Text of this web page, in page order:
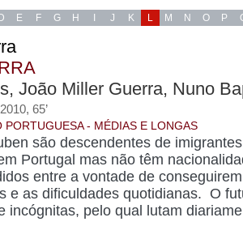
D E F G H J K L M N O P
João Miller Guerra, Nuno
65’
PORTUGUESA - MÉDIAS E LONGAS
são descendentes de
Portugal mas não têm
entre a vontade de
e as dificuldades quotidianas. O
incógnitas, pelo qual lutam